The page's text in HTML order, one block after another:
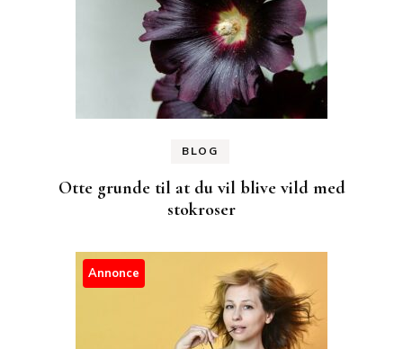
BLOG
Otte grunde til at du vil blive vild med
stokroser
Annonce